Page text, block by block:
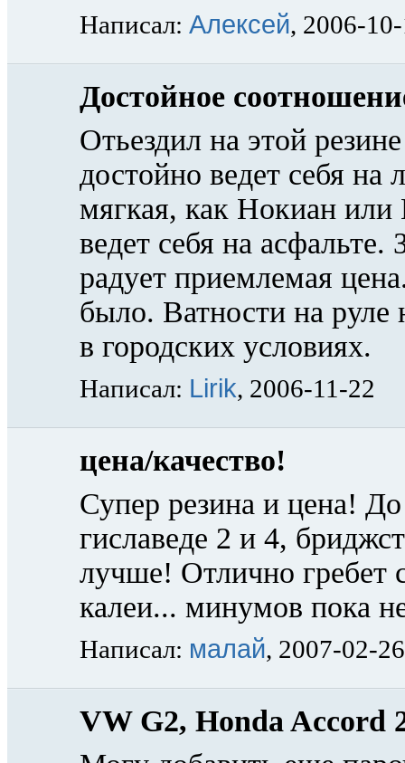
Написал: Алексей, 2006-
Достойное
Отьездил на этой
достойно ведет себя
мягкая, как Нокиан
ведет себя на
радует приемлемая
было. Ватности на руле
в городских условиях.
Написал: Lirik, 2006-11-22
цена/качество!
Супер резина и цена!
гиславеде 2 и 4,
лучше! Отлично гребет
калеи... минумов пока
Написал: малай, 2007-02-26
VW G2, Honda Accord